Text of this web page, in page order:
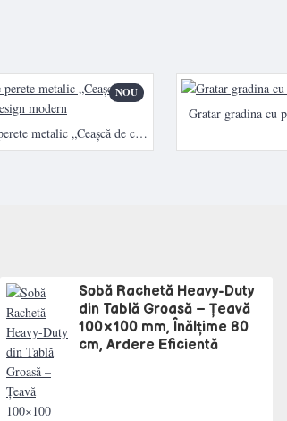
NOU
Ceas de perete metalic „Ceașcă de cafea” – design modern
Gratar gradina cu
Sobă Rachetă Heavy-Duty
din Tablă Groasă – Țeavă
100×100 mm, Înălțime 80
cm, Ardere Eficientă